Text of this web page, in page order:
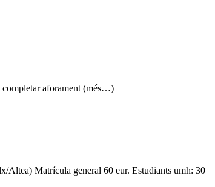
completar aforament (més…)
Altea) Matrícula general 60 eur. Estudiants umh: 30